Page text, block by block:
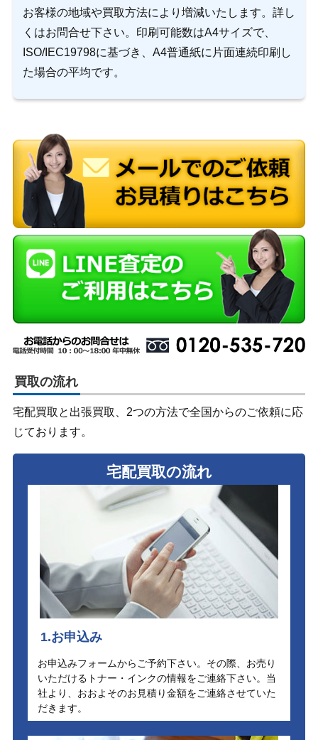
お客様の地域や買取方法により増減いたします。詳し
くはお問合せ下さい。印刷可能数はA4サイズで、
ISO/IEC19798に基づき、A4普通紙に片面連続印刷し
た場合の平均です。
買取の流れ
宅配買取と出張買取、2つの方法で全国からのご依頼に応
じております。
宅配買取の流れ
1.お申込み
お申込みフォームからご予約下さい。その際、お売り
いただけるトナー・インクの情報をご連絡下さい。当
社より、おおよそのお見積り金額をご連絡させていた
だきます。